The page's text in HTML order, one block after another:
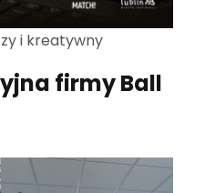
i kreatywny
firmy Ball